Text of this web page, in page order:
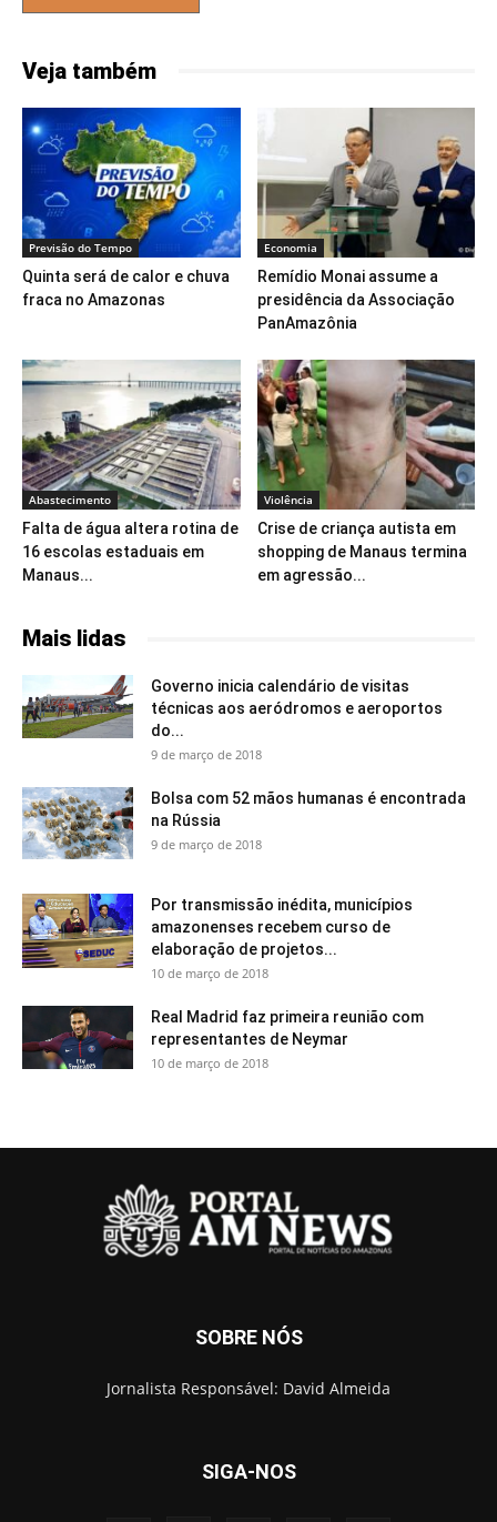
Veja também
Previsão do Tempo
Quinta será de calor e chuva
fraca no Amazonas
Economia
Remídio Monai assume a
presidência da Associação
PanAmazônia
Abastecimento
Falta de água altera rotina de
16 escolas estaduais em
Manaus...
Violência
Crise de criança autista em
shopping de Manaus termina
em agressão...
Mais lidas
Governo inicia calendário de visitas
técnicas aos aeródromos e aeroportos
do...
9 de março de 2018
Bolsa com 52 mãos humanas é encontrada
na Rússia
9 de março de 2018
Por transmissão inédita, municípios
amazonenses recebem curso de
elaboração de projetos...
10 de março de 2018
Real Madrid faz primeira reunião com
representantes de Neymar
10 de março de 2018
SOBRE NÓS
Jornalista Responsável: David Almeida
SIGA-NOS